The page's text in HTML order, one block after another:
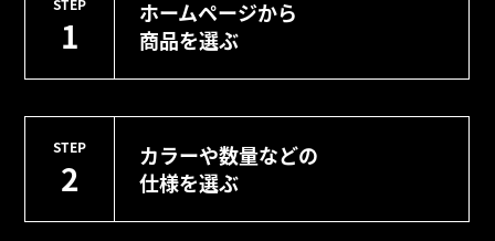
1
ホームページから
商品を選ぶ
STEP
2
カラーや数量などの
仕様を選ぶ